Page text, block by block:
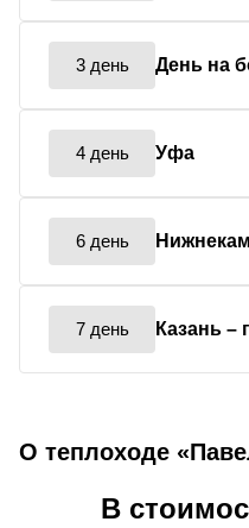
3 день День на
4 день Уфа
6 день
7 день Казань –
О теплоходе
В